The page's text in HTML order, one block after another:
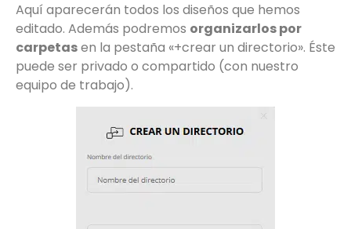
Aquí aparecerán todos los diseños que hemos
editado. Además podremos organizarlos por
carpetasen la pestaña «+crear un directorio». Éste
puede ser privado o compartido (con nuestro
equipo de trabajo).